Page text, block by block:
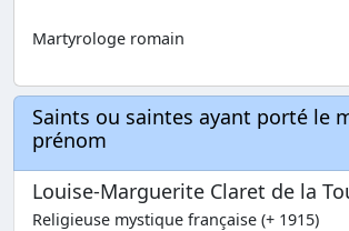
Martyrologe romain
Saints ou saintes ayant porté le
prénom
Louise-Marguerite Claret de la
Religieuse mystique française (+ 1915)